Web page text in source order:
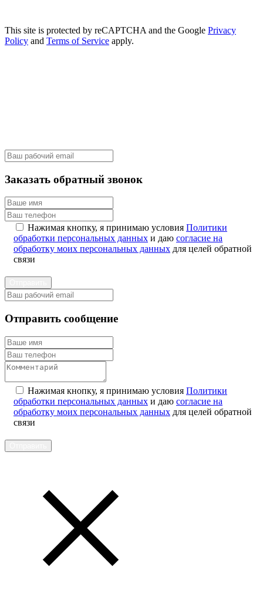
This site is protected by reCAPTCHA and the Google Privacy
Policy and Terms of Service apply.
Заказать обратный звонок
Нажимая кнопку, я принимаю условия Политики
обработки персональных данных и даю согласие на
обработку моих персональных данных для целей обратной
связи
Отправить сообщение
Нажимая кнопку, я принимаю условия Политики
обработки персональных данных и даю согласие на
обработку моих персональных данных для целей обратной
связи